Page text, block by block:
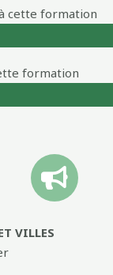
cette formation
formation
VILLES